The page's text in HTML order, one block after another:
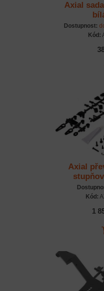
Axial
Dostupnost:
Kód:
Axial
Kód:
1